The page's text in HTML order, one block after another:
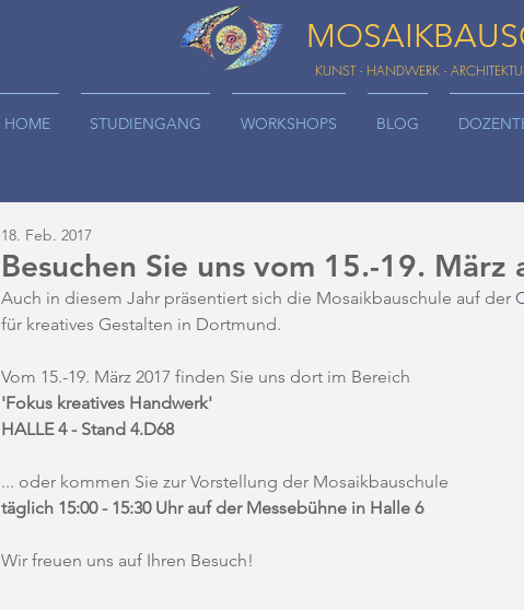
KUNST - HANDWERK -
HOME STUDIENGANG WORKSHOPS BLOG
Besuchen Sie uns vom 15.-19. März
18. Feb. 2017
Auch in diesem Jahr präsentiert sich die Mosaikbauschule auf der
für kreatives Gestalten in Dortmund.
Vom 15.-19. März 2017 finden Sie uns dort im Bereich
'Fokus kreatives Handwerk'
HALLE 4 - Stand 4.D68
... oder kommen Sie zur Vorstellung der Mosaikbauschule
täglich 15:00 - 15:30 Uhr auf der Messebühne in Halle 6
Wir freuen uns auf Ihren Besuch!